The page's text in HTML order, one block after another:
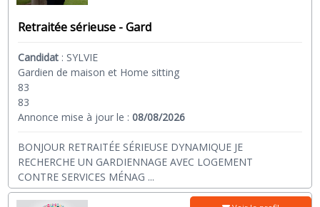
Retraitée sérieuse - Gard
Candidat : SYLVIE
Gardien de maison et Home sitting
83
83
Annonce mise à jour le :08/08/2026
BONJOUR RETRAITÉE SÉRIEUSE DYNAMIQUE JE
RECHERCHE UN GARDIENNAGE AVEC LOGEMENT
CONTRE SERVICES MÉNAG ...